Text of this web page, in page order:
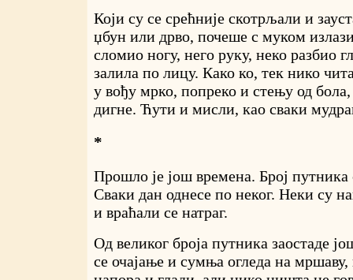
Који су се срећније скотрљали и
џбун или дрво, почеше с муком
сломио ногу, него руку, неко разбио
залила по лицу. Како ко, тек нико
у вођу мрко, попреко и стењу од
дигне. Ћути и мисли, као сваки
*
Прошло је још времена. Број
Сваки дан однесе по неког. Неки су
и враћали се натраг.
Од великог броја путника заостаде
се очајање и сумња огледа на